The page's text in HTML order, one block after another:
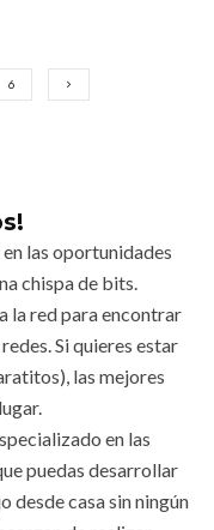
6
las oportunidades
chispa de bits.
la red para encontrar
Si quieres estar
las mejores
en las
puedas desarrollar
desde casa sin ningún